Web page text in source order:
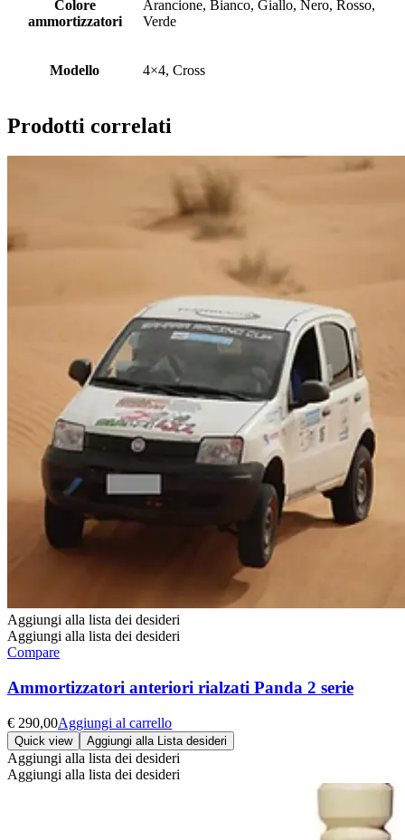
Colore
ammortizzatori
Arancione, Bianco, Giallo, Nero, Rosso,
Verde
Modello 4×4, Cross
Prodotti correlati
Aggiungi alla lista dei desideri
Aggiungi alla lista dei desideri
Compare
Ammortizzatori anteriori rialzati Panda 2 serie
€ 290,00Aggiungi al carrello
Quick view Aggiungi alla Lista desideri
Aggiungi alla lista dei desideri
Aggiungi alla lista dei desideri